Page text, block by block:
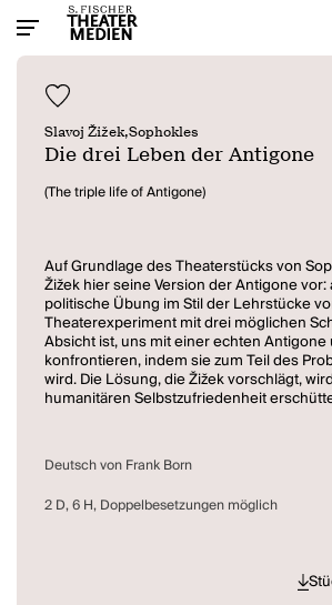
Slavoj Žižek,Sophokles
Die drei Leben der Antigone
(The triple life of Antigone)
Auf Grundlage des Theaterstücks von
Žižek hier seine Version der Antigone
politische Übung im Stil der Lehrstücke
Theaterexperiment mit drei möglichen
Absicht ist, uns mit einer echten Antigone
konfrontieren, indem sie zum Teil des
wird. Die Lösung, die Žižek vorschlägt,
humanitären Selbstzufriedenheit
Deutsch von Frank Born
2 D, 6 H, Doppelbesetzungen möglich